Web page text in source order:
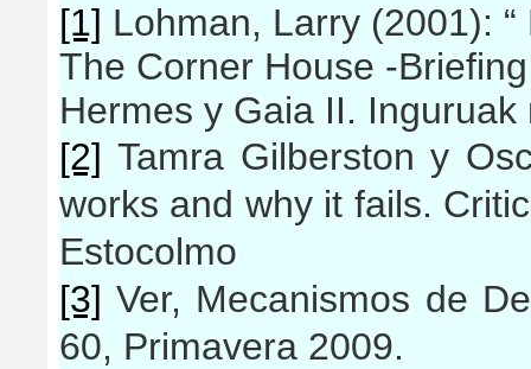
[1] Lohman, Larry (2001):
The Corner House -
Hermes y Gaia II. Inguruak
[2] Tamra Gilberston y
works and why it fails.
Estocolmo
[3] Ver, Mecanismos de
60, Primavera 2009.